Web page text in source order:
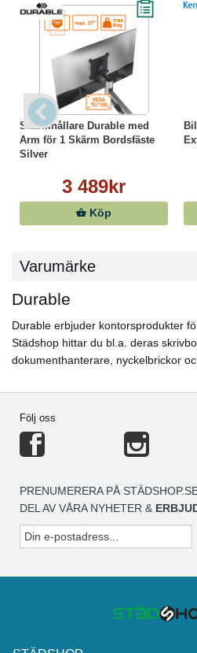
Skärmhållare Durable med
Arm för 1 Skärm Bordsfäste
Silver
3 489kr
Köp
Varumärke
Durable
Durable erbjuder kontorsprodukter
Städshop hittar du bl.a. deras
dokumenthanterare, nyckelbrickor
Följ oss
PRENUMERERA PÅ
DEL AV VÅRA NYHETER &